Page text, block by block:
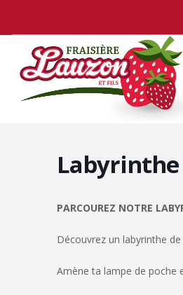
PARCOUREZ NOTRE
Découvrez un labyrinthe
Amène ta lampe de poche